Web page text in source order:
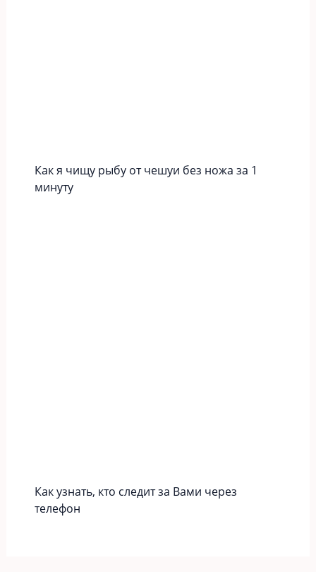
Как я чищу рыбу от чешуи без ножа за 1
минуту
Как узнать, кто следит за Вами через
телефон